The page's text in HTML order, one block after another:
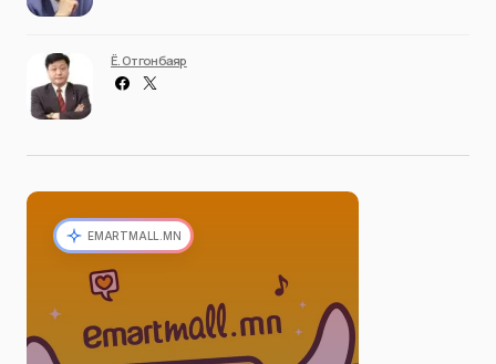
Ё. Отгонбаяр
EMARTMALL.MN